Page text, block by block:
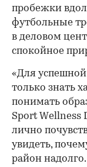
пробежки
футбольные
в деловом
спокойное
«Для
только знать
понимать
Sport Wellness
лично
увидеть,
район